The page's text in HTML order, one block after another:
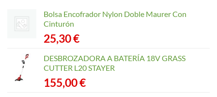
elegir
página
producto
Bolsa Encofrador Nylon Doble Maurer Con
Cinturón
25,30€
DESBROZADORA A BATERÍA 18V GRASS
CUTTER L20 STAYER
155,00€